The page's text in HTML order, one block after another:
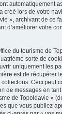
automatiquement
créé lors de votre
», archivant de ce
d’améliorer votre
du tourisme de
sorte de
uniquement les
est de récupérer
Ceci peut
de messages en
de Topoldavie »
que vous publiez